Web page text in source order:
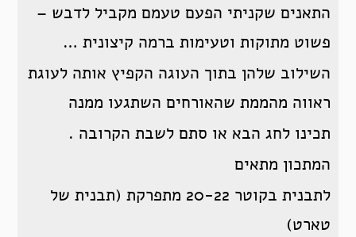
התאנים שקניתי הפעם טעמם מקביל לדבש –
פשוט מתוקות וטעימות ברמה קיצונית …
השילוב שלהן בתוך העוגה הקפיץ אותה לעוגת
ראווה מהממת שהאורחים השתגעו ממנה
תכינו לחג הבא או סתם לשבת הקרובה .
המתכון מתאים
לתבנית בקוטר 20-22 מתפרקת (תבנית של
טארט)